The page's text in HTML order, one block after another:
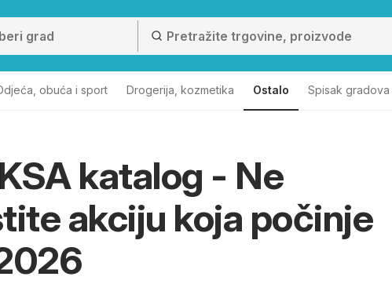
obuća i sport Drogerija, kozmetika Ostalo Spisak gradova
katalog - Ne
akciju koja počinje